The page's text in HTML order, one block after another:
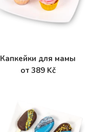
Капкейки для мамы
от 389 Kč